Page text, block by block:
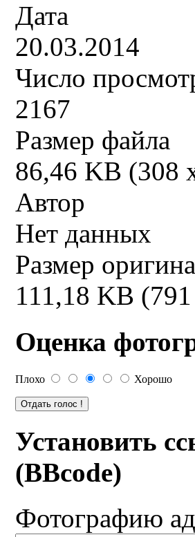
Дата
20.03.2014
Число
2167
Размер файла
86,46 KB (308
Автор
Нет данных
Размер
111,18 KB
Оценка
Плохо Хорошо
Установить
(BBcode)
Фотографию